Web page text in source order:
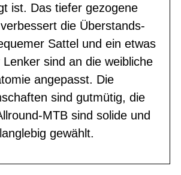
ist. Das tiefer gezogene
die Überstands-
Sattel und ein etwas
sind an die weibliche
angepasst. Die
sind gutmütig, die
MTB sind solide und
langlebig gewählt.